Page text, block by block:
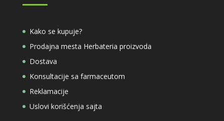
Kako se kupuje?
Prodajna mesta Herbateria proizvoda
Dostava
Konsultacije sa farmaceutom
Reklamacije
Uslovi korišćenja sajta